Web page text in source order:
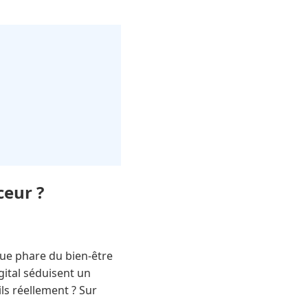
?
phare du bien-être
séduisent un
réellement ? Sur